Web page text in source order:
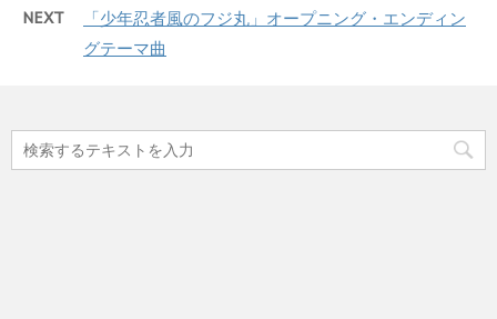
NEXT
「少年忍者風のフジ丸」オープニング・エンディン
グテーマ曲